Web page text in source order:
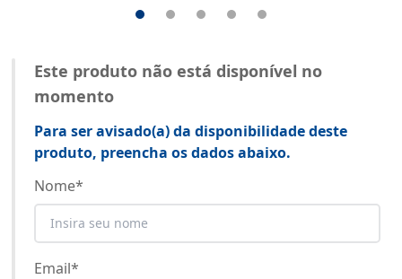
Este produto não está disponível no
momento
Para ser avisado(a) da disponibilidade deste
produto, preencha os dados abaixo.
Nome*
Email*